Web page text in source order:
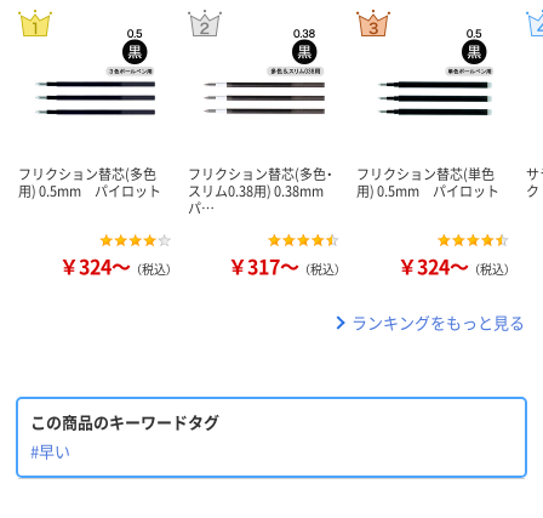
フリクション替芯(多色
用) 0.5mm パイロット
￥324～ （税込）
フリクション替芯(多色・
スリム0.38用) 0.38mm
パ…
￥317～ （税込）
フリクション替芯(単色
用) 0.5mm パイロット
￥324～ （税込）
ランキングをもっと見る
この商品のキーワードタグ
#早い